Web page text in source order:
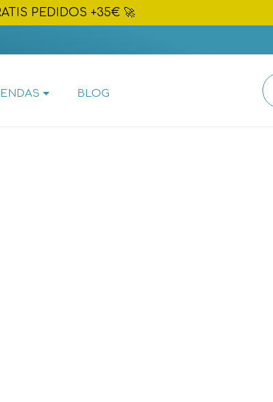
PEDIDOS +35€ 🚀
BLOG